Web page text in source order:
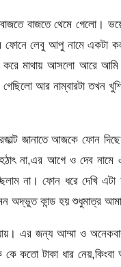
বাজতে বাজতে থেমে
ফোনে লেবু আপু নামে একটা
মাথায় আসলো আরে আমি
গেছিলো আর নাম্বারটা
জানাতে আজকে ফোন
না,এর আগে ও দেব নামে
না। ফোন ধরে দেখি এটা
অদ্ভুত কান্ড হয় শুধুমাত্র
এর জন্য আম্মা ও
কতো টাকা ধার